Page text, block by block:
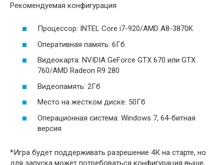
Рекомендуемая конфигурация
Процессор: INTEL Core i7-920/AMD A8-3870K
Оперативная память: 6Гб
Видеокарта: NVIDIA GeForce GTX 670 или GTX
760/AMD Radeon R9 280
Видеопамять: 2Гб
Место на жестком диске: 50Гб
Операционная система: Windows 7, 64-битная
версия
*Игра будет поддерживать разрешение 4К на старте, но
для запуска может потребоваться конфигурация выше,